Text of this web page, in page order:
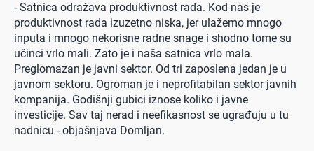
- Satnica odražava produktivnost rada. Kod nas je
produktivnost rada izuzetno niska, jer ulažemo mnogo
inputa i mnogo nekorisne radne snage i shodno tome su
učinci vrlo mali. Zato je i naša satnica vrlo mala.
Preglomazan je javni sektor. Od tri zaposlena jedan je u
javnom sektoru. Ogroman je i neprofitabilan sektor javnih
kompanija. Godišnji gubici iznose koliko i javne
investicije. Sav taj nerad i neefikasnost se ugrađuju u tu
nadnicu - objašnjava Domljan.